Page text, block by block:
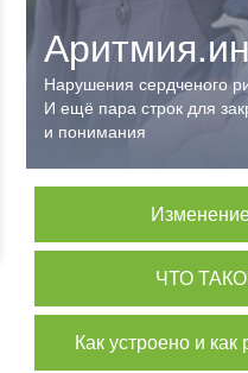
Нарушения сердченого
И ещё пара строк для
и понимания
Нарушения сердченого
И ещё пара строк для
и понимания
ЧТО
Как устроено и